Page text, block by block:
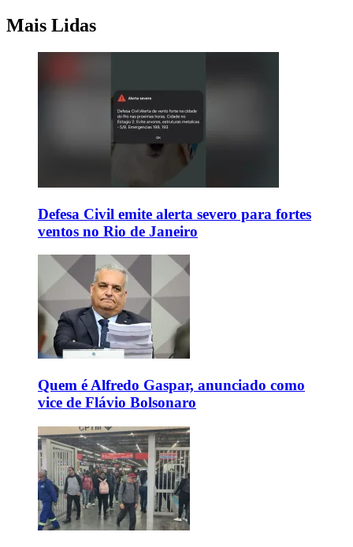
Mais Lidas
Defesa Civil emite alerta severo para fortes
ventos no Rio de Janeiro
Quem é Alfredo Gaspar, anunciado como
vice de Flávio Bolsonaro